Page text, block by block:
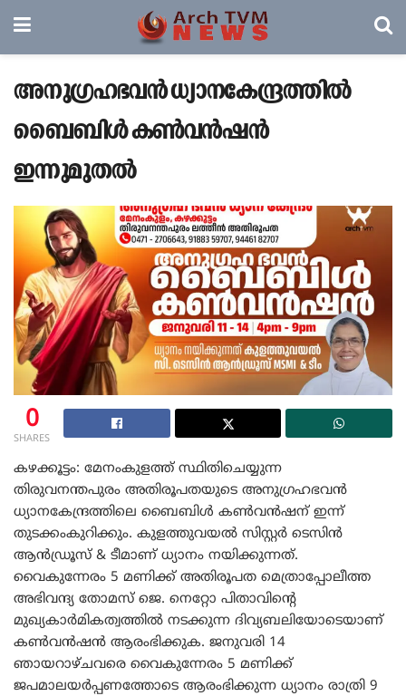
അനുഗ്രഹഭവൻ ധ്യാനകേന്ദ്രത്തിൽ
ബൈബിൾ കൺവൻഷൻ
ഇന്നുമുതൽ
0
SHARES
കഴക്കൂട്ടം: മേനംകുളത്ത് സ്ഥിതിചെയ്യുന്ന
തിരുവനന്തപുരം അതിരൂപതയുടെ അനുഗ്രഹഭവൻ
ധ്യാനകേന്ദ്രത്തിലെ ബൈബിൾ കൺവൻഷന്‌ ഇന്ന്
തുടക്കംകുറിക്കും. കുളത്തുവയൽ സിസ്റ്റർ ടെസിൻ
ആൻഡ്രൂസ് & ടീമാണ്‌ ധ്യാനം നയിക്കുന്നത്.
വൈകുന്നേരം 5 മണിക്ക് അതിരൂപത മെത്രാപ്പോലീത്ത
അഭിവന്ദ്യ തോമസ് ജെ. നെറ്റോ പിതാവിന്റെ
മുഖ്യകാർമികത്വത്തിൽ നടക്കുന്ന ദിവ്യബലിയോടെയാണ്‌
കൺവൻഷൻ ആരംഭിക്കുക. ജനുവരി 14
ഞായറാഴ്ചവരെ വൈകുന്നേരം 5 മണിക്ക്
ജപമാലയർപ്പണത്തോടെ ആരംഭിക്കുന്ന ധ്യാനം രാത്രി 9